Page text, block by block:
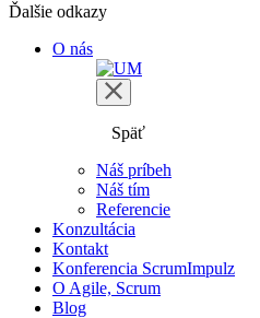
Ďalšie odkazy
O nás
Späť
Náš príbeh
Náš tím
Referencie
Konzultácia
Kontakt
Konferencia ScrumImpulz
O Agile, Scrum
Blog